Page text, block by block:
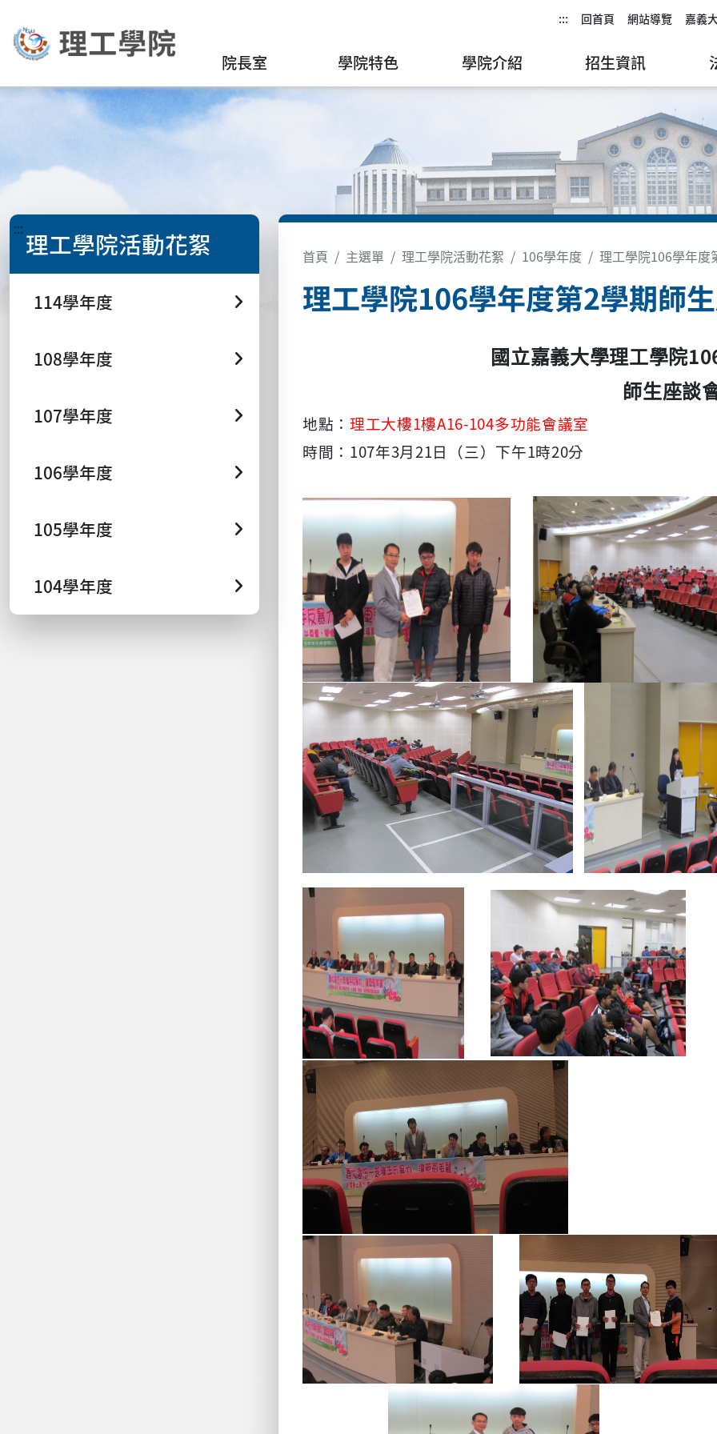
::: 回首頁 網站導覽 嘉義
院長室 學院特色 學院介紹 招生資訊
::: 理工學院活動花絮
114學年度
108學年度
107學年度
106學年度
105學年度
104學年度
首頁 主選單 理工學院活動花絮 106學年度 理工學院106學年度
理工學院106學年度第2學期師
國立嘉義大學理工學院
師生座談
地點：理工大樓1樓A16-104多功能會議室
時間： 107年3月 21 日（三）下午1時20分